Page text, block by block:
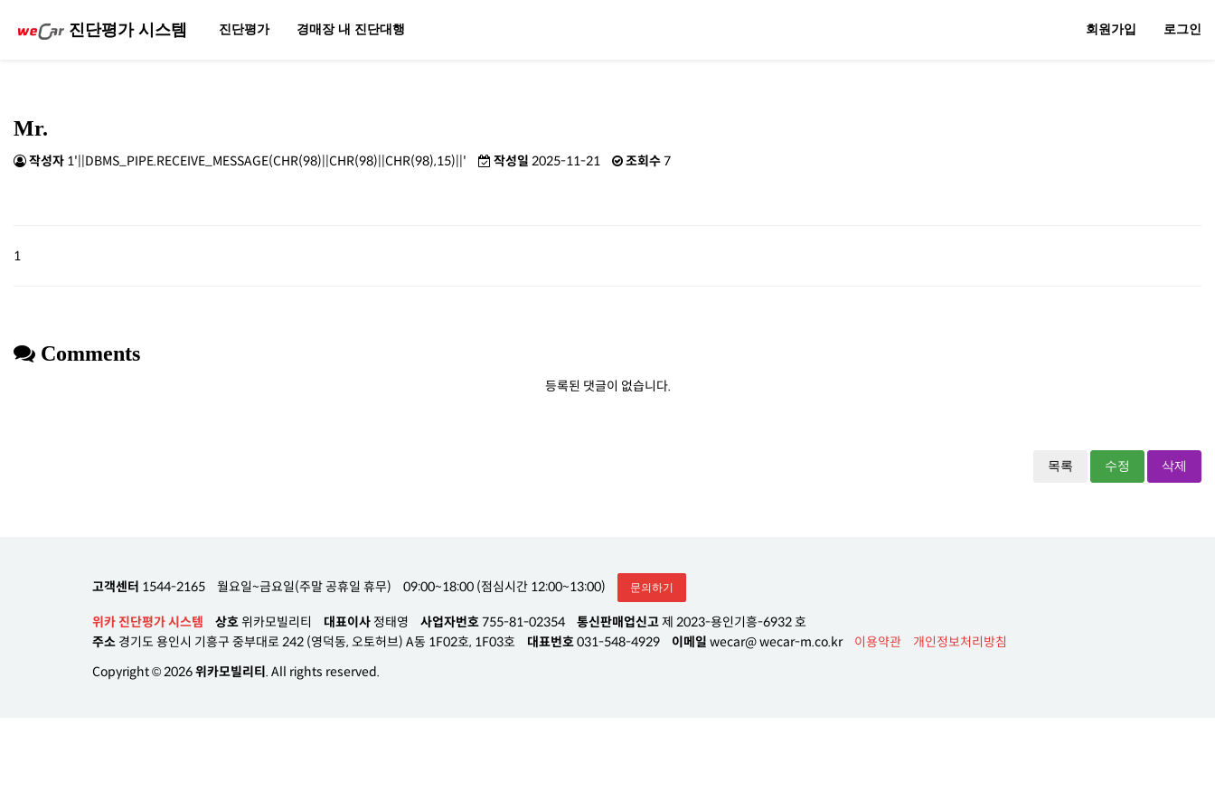
진단평가 시스템 진단평가 경매장 내 진단대행 회원가입 로그인
Mr.
작성자 1'||DBMS_PIPE.RECEIVE_MESSAGE(CHR(98)||CHR(98)||CHR(98),15)||' 작성일 2025-11-21 조회수 7
1
Comments
등록된 댓글이 없습니다.
목록 수정 삭제
고객센터 1544-2165 월요일~금요일(주말 공휴일 휴무) 09:00~18:00 (점심시간 12:00~13:00) 문의하기
위카 진단평가 시스템 상호위카모빌리티 대표이사 정태영 사업자번호 755-81-02354 통신판매업신고제 2023-용인기흥-6932 호
주소 경기도 용인시 기흥구 중부대로 242 (영덕동, 오토허브) A동 1F02호, 1F03호 대표번호031-548-4929 이메일 wecar@ wecar-m.co.kr 이용약관
개인정보처리방침
Copyright © 2026위카모빌리티. All rights reserved.